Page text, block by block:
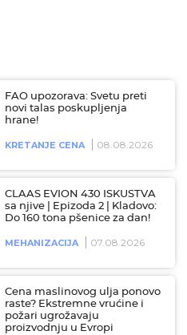
FAO upozorava: Svetu preti
novi talas poskupljenja
hrane!
KRETANJE CENA 08.08.2026
CLAAS EVION 430 ISKUSTVA
sa njive | Epizoda 2 | Kladovo:
Do 160 tona pšenice za dan!
MEHANIZACIJA 07.08.2026
Cena maslinovog ulja ponovo
raste? Ekstremne vrućine i
požari ugrožavaju
proizvodnju u Evropi